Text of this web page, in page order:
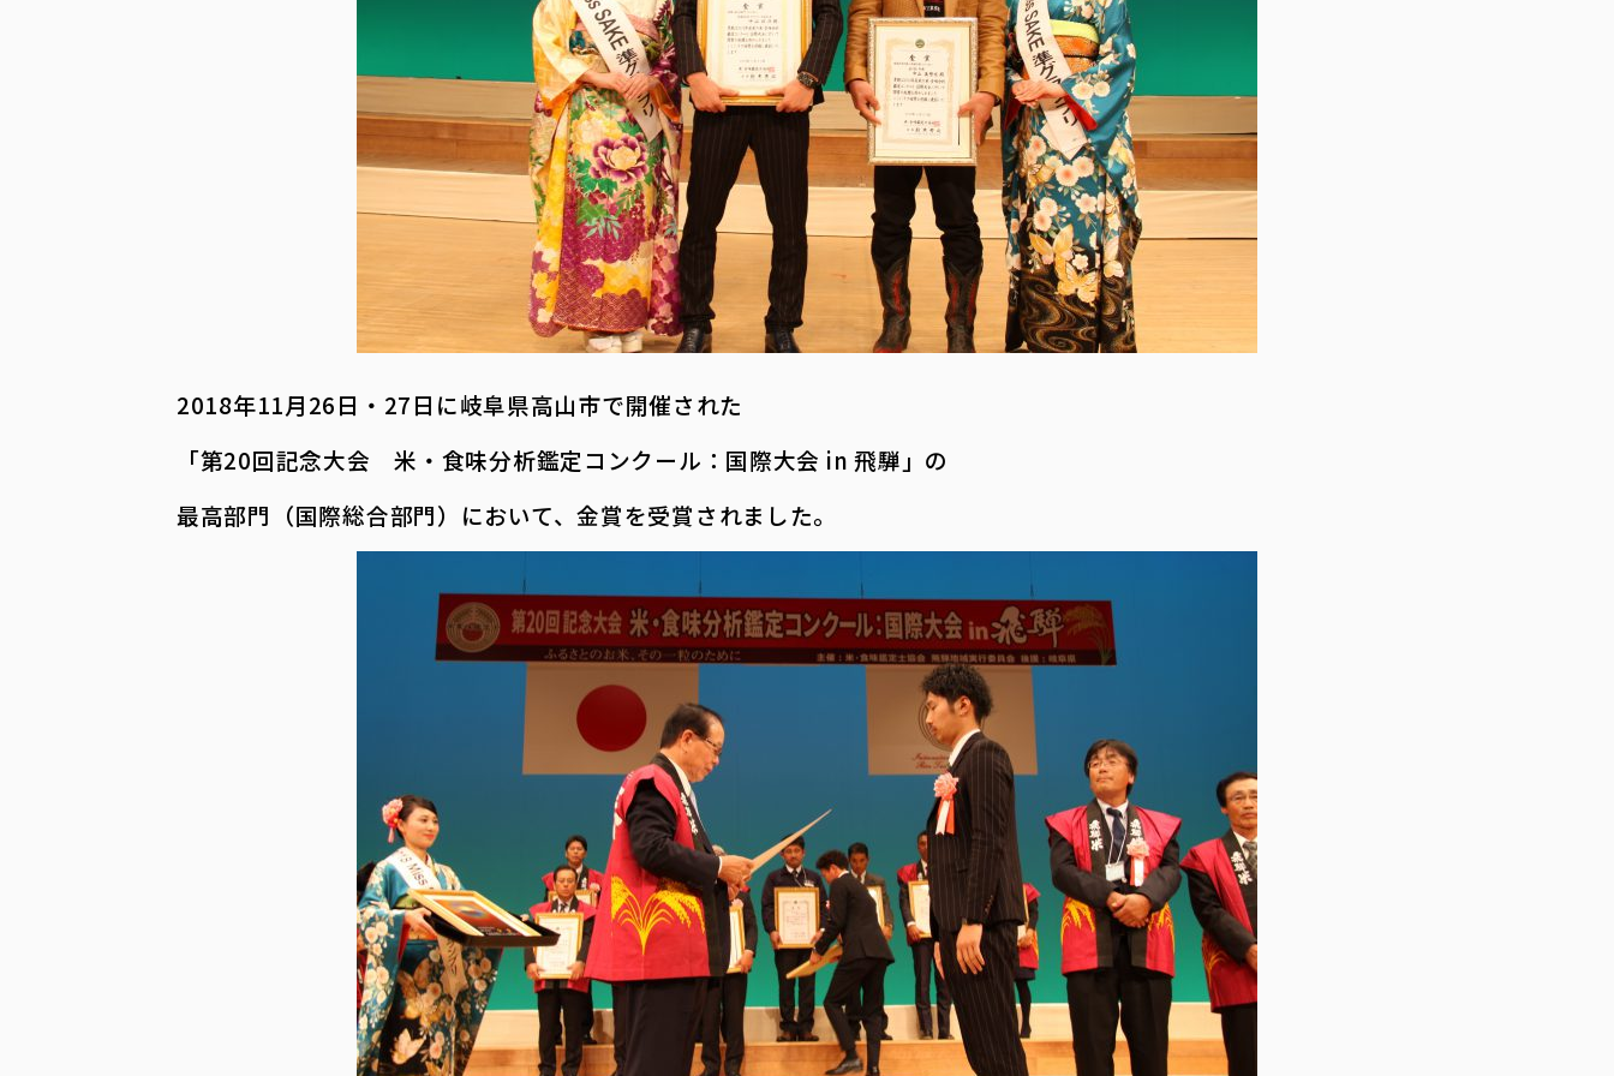
2018年11月26日・27日に岐阜県高山市で開催された
「第20回記念大会 米・食味分析鑑定コンクール：国際大会 in 飛騨」の
最高部門 （国際総合部門）において、金賞を受賞されました。